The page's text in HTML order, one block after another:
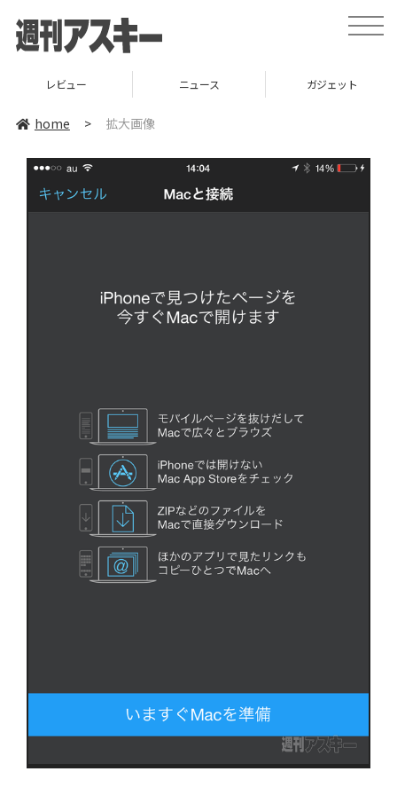
toggle
レビュー ニュース ガジェット
home > 拡大画像